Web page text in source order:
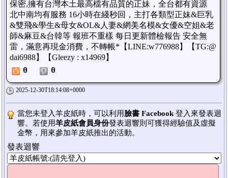
保密,擁有台灣本土最高檔有品質的正妹，全台都有資源
北中南均有服務 16小時在綫秒回，主打各類型正妹&巨乳
&雙飛&學生&母女&OL&人妻&網美名模&女優&空姐&老
師&麻豆&台韓等 報班不重樣 每日更新體檢報告 安全無
雷，滿意再現金消費，不轉帳*【LINE:w776988】【TG:@
dai6988】【Gleezy : x14969】
0
0
2025-12-30T18:14:08+0000
當您未登入羊皮紙時，可以利用臉書 Facebook 登入來發表迴
響。若使用羊皮紙會員身份發表迴響則可獲得經驗值及虛擬
金幣，用來參加羊皮紙推出的活動。
發表迴響